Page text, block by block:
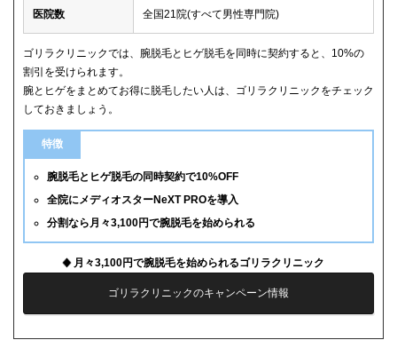
医院数 全国21院(すべて男性専門院)
ゴリラクリニックでは、腕脱毛とヒゲ脱毛を同時に契約すると、10%の
割引を受けられます。
腕とヒゲをまとめてお得に脱毛したい人は、ゴリラクリニックをチェック
しておきましょう。
特徴
腕脱毛とヒゲ脱毛の同時契約で10%OFF
全院にメディオスターNeXT PROを導入
分割なら月々3,100円で腕脱毛を始められる
月々3,100円で腕脱毛を始められるゴリラクリニック
ゴリラクリニックのキャンペーン情報